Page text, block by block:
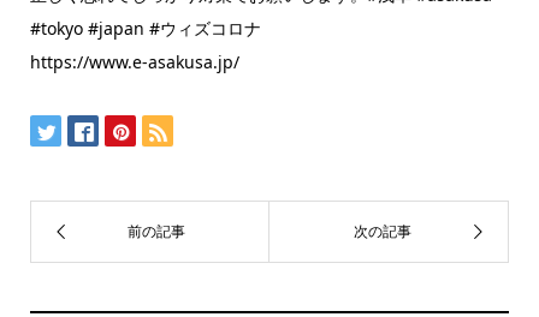
#tokyo #japan #ウィズコロナ
https://www.e-asakusa.jp/